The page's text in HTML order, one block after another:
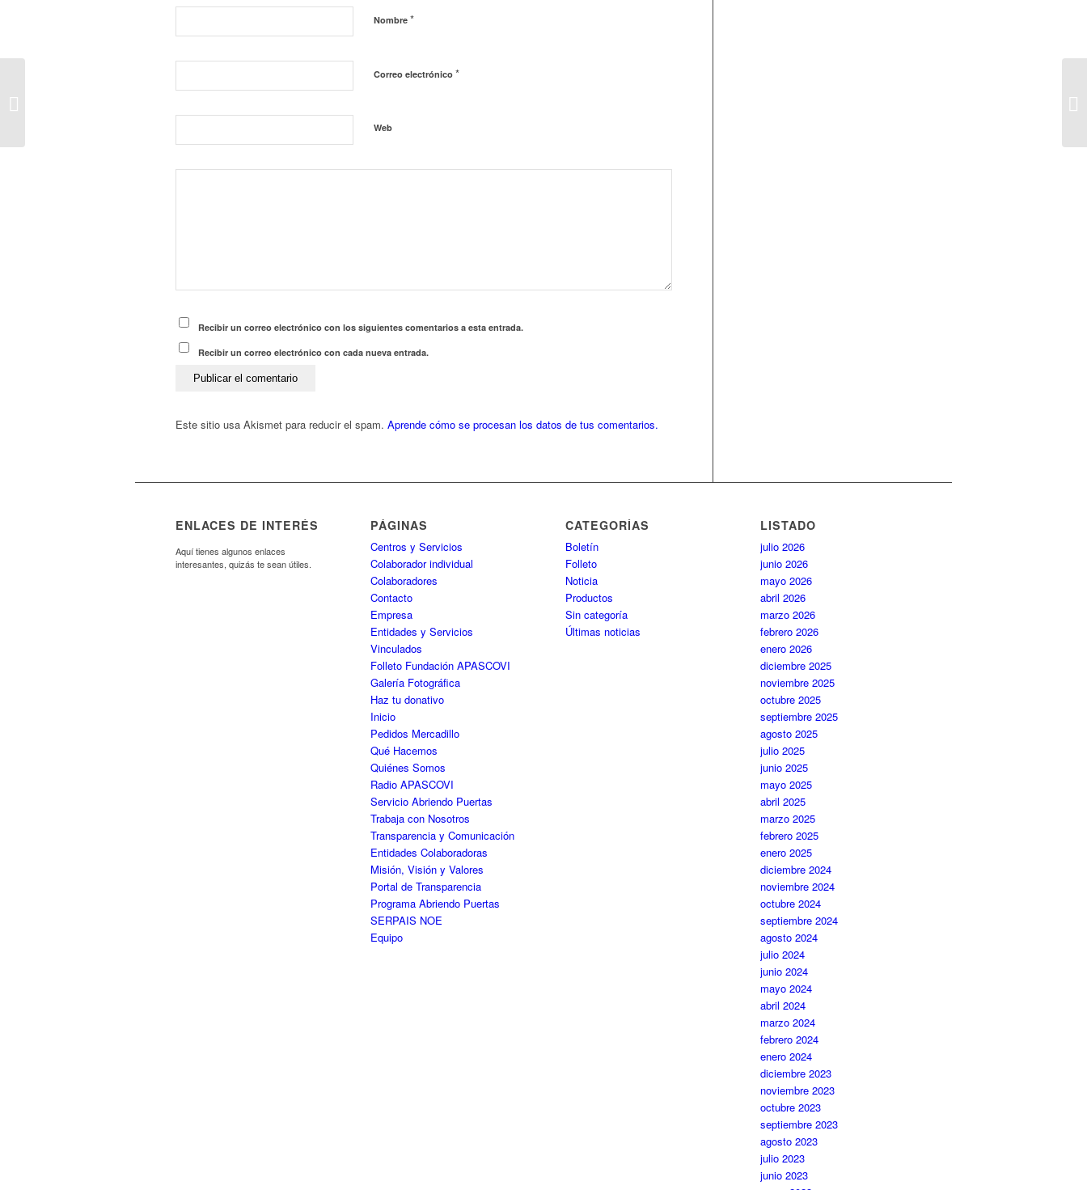
Nombre *
Correo electrónico *
Web
Recibir un correo electrónico con los siguientes comentarios a esta entrada.
Recibir un correo electrónico con cada nueva entrada.
Este sitio usa Akismet para reducir el spam. Aprende cómo se procesan los datos de tus comentarios.
ENLACES DE INTERÉS
Aquí tienes algunos enlaces
interesantes, quizás te sean útiles.
PÁGINAS
Centros y Servicios
Colaborador individual
Colaboradores
Contacto
Empresa
Entidades y Servicios
Vinculados
Folleto Fundación APASCOVI
Galería Fotográfica
Haz tu donativo
Inicio
Pedidos Mercadillo
Qué Hacemos
Quiénes Somos
Radio APASCOVI
Servicio Abriendo Puertas
Trabaja con Nosotros
Transparencia y Comunicación
Entidades Colaboradoras
Misión, Visión y Valores
Portal de Transparencia
Programa Abriendo Puertas
SERPAIS NOE
Equipo
CATEGORÍAS
Boletín
Folleto
Noticia
Productos
Sin categoría
Últimas noticias
LISTADO
julio 2026
junio 2026
mayo 2026
abril 2026
marzo 2026
febrero 2026
enero 2026
diciembre 2025
noviembre 2025
octubre 2025
septiembre 2025
agosto 2025
julio 2025
junio 2025
mayo 2025
abril 2025
marzo 2025
febrero 2025
enero 2025
diciembre 2024
noviembre 2024
octubre 2024
septiembre 2024
agosto 2024
julio 2024
junio 2024
mayo 2024
abril 2024
marzo 2024
febrero 2024
enero 2024
diciembre 2023
noviembre 2023
octubre 2023
septiembre 2023
agosto 2023
julio 2023
junio 2023